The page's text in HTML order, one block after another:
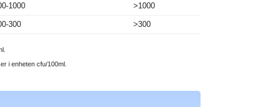
1000 >1000
300 >300
i enheten cfu/100ml.